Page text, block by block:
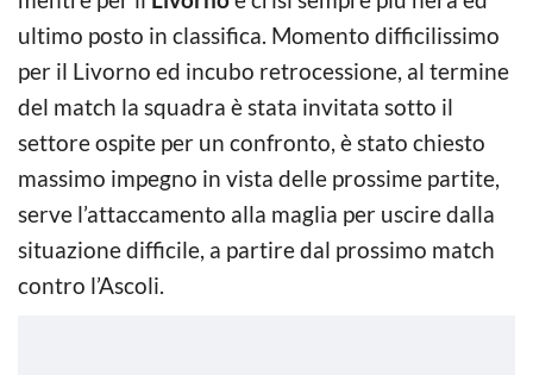
ultimo posto in classifica. Momento difficilissimo
per il Livorno ed incubo retrocessione, al termine
del match la squadra è stata invitata sotto il
settore ospite per un confronto, è stato chiesto
massimo impegno in vista delle prossime partite,
serve l’attaccamento alla maglia per uscire dalla
situazione difficile, a partire dal prossimo match
contro l’Ascoli.